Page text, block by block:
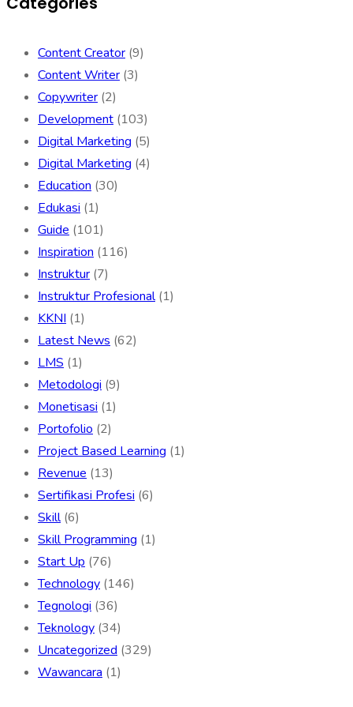
Content Creator (9)
Content Writer (3)
Copywriter (2)
Development (103)
Digital Marketing (5)
Digital Marketing (4)
Education (30)
Edukasi (1)
Guide (101)
Inspiration (116)
Instruktur (7)
Instruktur Profesional(1)
KKNI (1)
Latest News (62)
LMS (1)
Metodologi (9)
Monetisasi (1)
Portofolio (2)
Project Based Learning (1)
Revenue (13)
Sertifikasi Profesi (6)
Skill(6)
Skill Programming (1)
Start Up (76)
Technology (146)
Tegnologi (36)
Teknology (34)
Uncategorized (329)
Wawancara (1)